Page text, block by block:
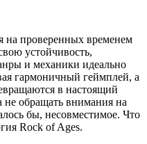
на проверенных временем
устойчивость,
и механики идеально
гармоничный геймплей, а
в настоящий
не обращать внимания на
бы, несовместимое. Что
Rock of Ages.